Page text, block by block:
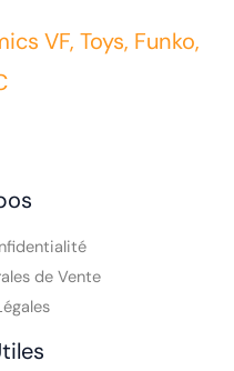
VF, Toys, Funko,
de Vente